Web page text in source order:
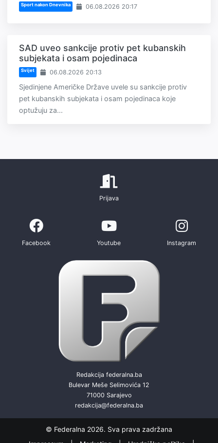
Sport nakon Dnevnika 06.08.2026 20:17
SAD uveo sankcije protiv pet kubanskih
subjekata i osam pojedinaca
Svijet 06.08.2026 20:13
Sjedinjene Američke Države uvele su sankcije protiv
pet kubanskih subjekata i osam pojedinaca koje
optužuju za...
Prijava
Facebook Youtube Instagram
Redakcija federalna.ba
Bulevar Meše Selimovića 12
71000 Sarajevo
redakcija@federalna.ba
© Federalna 2026. Sva prava zadržana